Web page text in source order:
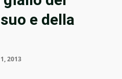
e della
2013